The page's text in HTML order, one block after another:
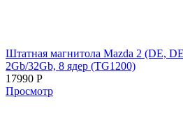
Штатная магнитола Mazda 2 (DE,
2Gb/32Gb, 8 ядер (TG1200)
17990 Р
Просмотр